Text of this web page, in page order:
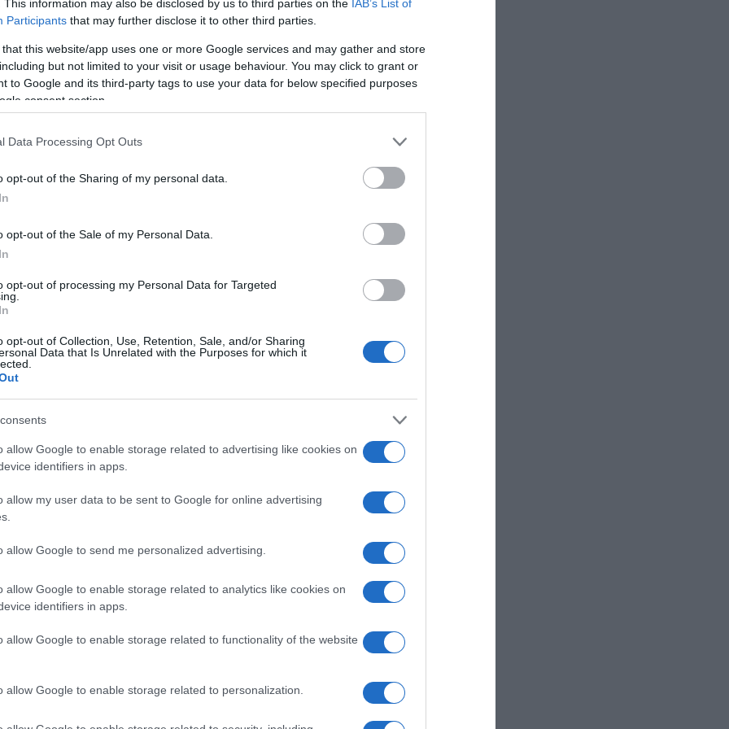
This information may also be disclosed by us to third parties on the IAB’s List of
Participants that may further disclose it to other third parties.
that this website/app uses one or more Google services and may gather and store
but not limited to your visit or usage behaviour. You may click to grant or
to Google and its third-party tags to use your data for below specified purposes
consent section.
Data Processing Opt Outs
opt-out of the Sharing of my personal data.
opt-out of the Sale of my Personal Data.
opt-out of processing my Personal Data for Targeted
opt-out of Collection, Use, Retention, Sale, and/or Sharing
Data that Is Unrelated with the Purposes for which it
allow Google to enable storage related to advertising like cookies on
identifiers in apps.
allow my user data to be sent to Google for online advertising
allow Google to send me personalized advertising.
allow Google to enable storage related to analytics like cookies on
identifiers in apps.
allow Google to enable storage related to functionality of the website
allow Google to enable storage related to personalization.
- 19:11
Θρασκιά στο DEBATER – «Στον Αλέξη
με όραμα και συνέπεια»
με τον ΣΥΡΙΖΑ
Γεωργιάδης μιλά στο DEBATER για
επόμενη ημέρα των εκλογών, την εποχή
πουλούσε βιβλία και τη σχέση του με την
Μανωλίδου
συνέντευξη του πρώην Υπουργού Ανάπτυξης και
της Νέας Δημοκρατίας
Λαμπίρη στο DEBATER: “Έπαιξε
η απώλεια της μητέρας μου στην
μου να φύγω από την τηλεόραση”